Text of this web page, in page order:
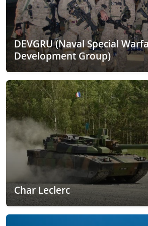
DEVGRU (Naval Special
Development Group)
Char Leclerc